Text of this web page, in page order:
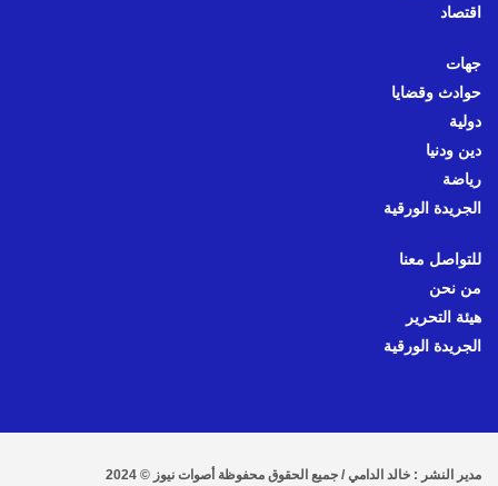
اقتصاد
جهات
حوادث وقضايا
دولية
دين ودنيا
رياضة
الجريدة الورقية
للتواصل معنا
من نحن
هيئة التحرير
الجريدة الورقية
مدير النشر : خالد الدامي / جميع الحقوق محفوظة أصوات نيوز © 2024